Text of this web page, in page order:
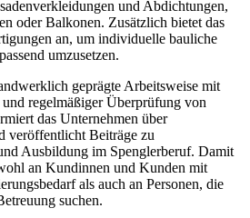
und Abdichtungen,
oder Balkonen. Zusätzlich bietet das
an, um individuelle bauliche
umzusetzen.
geprägte Arbeitsweise mit
regelmäßiger Überprüfung von
das Unternehmen über
veröffentlicht Beiträge zu
Ausbildung im Spenglerberuf. Damit
an Kundinnen und Kunden mit
als auch an Personen, die
suchen.